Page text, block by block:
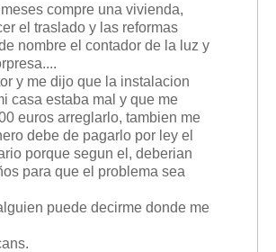
Adquisición de Vivienda en Propiedad
práctico
compre una vivienda,
el traslado y las reformas
nombre el contador de la luz y
y me dijo que la instalacion
casa estaba mal y que me
euros arreglarlo, tambien me
debe de pagarlo por ley el
porque segun el, deberian
para que el problema sea
puede decirme donde me